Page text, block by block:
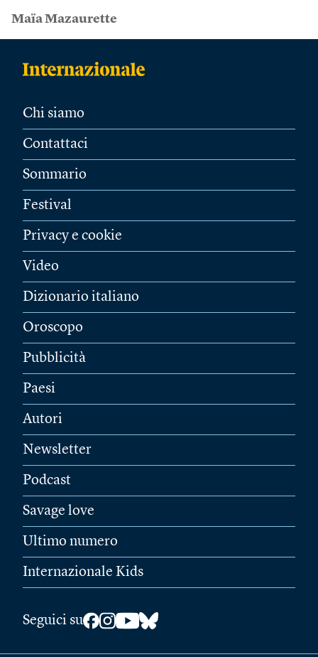
Maïa Mazaurette
Chi siamo
Contattaci
Sommario
Festival
Privacy e cookie
Video
Dizionario italiano
Oroscopo
Pubblicità
Paesi
Autori
Newsletter
Podcast
Savage love
Ultimo numero
Internazionale Kids
Seguici su